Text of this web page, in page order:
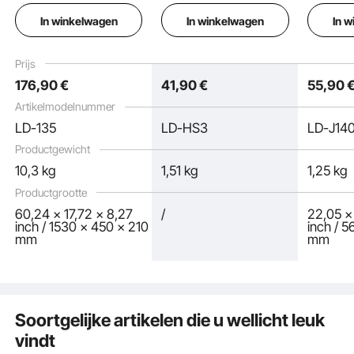
Prijs
Artikelmodelnummer
Productgewicht
Productgrootte
In winkelwagen
trainingsset voor
venapunctie, sterk
gesimuleerde IV
vaardigheden, voor
In winkelwagen
Airway
Training
In
176,90€ 41,90€ 55,90
LD-135 LD-HS3 LD-
10,3 kg 1,51 kg 1,25 kg
60,24 x 17,72 x 8,27
inch / 1530 x 450 x 210
mm
/
22,05 x
inch /
mm
Soortgelijke artikelen die u wellicht leuk
vindt